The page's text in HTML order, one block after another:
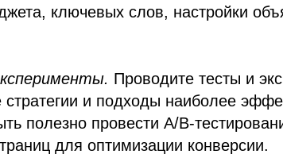
ключевых слов, настройки
Проводите тесты и
стратегии и подходы наиболее
полезно провести A/B-
для оптимизации конверсии.